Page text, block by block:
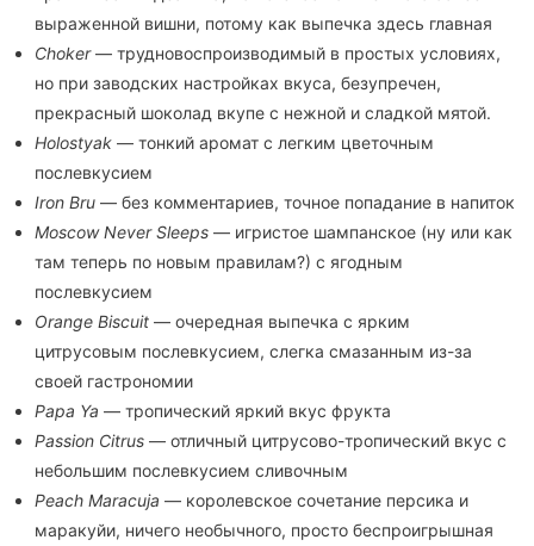
выраженной вишни, потому как выпечка здесь главная
Choker— трудновоспроизводимый в простых условиях,
но при заводских настройках вкуса, безупречен,
прекрасный шоколад вкупе с нежной и сладкой мятой.
Holostyak — тонкий аромат с легким цветочным
послевкусием
Iron Bru — без комментариев, точное попадание в напиток
Moscow Never Sleeps — игристое шампанское (ну или как
там теперь по новым правилам?) с ягодным
послевкусием
Orange Biscuit — очередная выпечка с ярким
цитрусовым послевкусием, слегка смазанным из-за
своей гастрономии
Papa Ya — тропический яркий вкус фрукта
Passion Citrus — отличный цитрусово-тропический вкус с
небольшим послевкусием сливочным
Peach Maracuja — королевское сочетание персика и
маракуйи, ничего необычного, просто беспроигрышная